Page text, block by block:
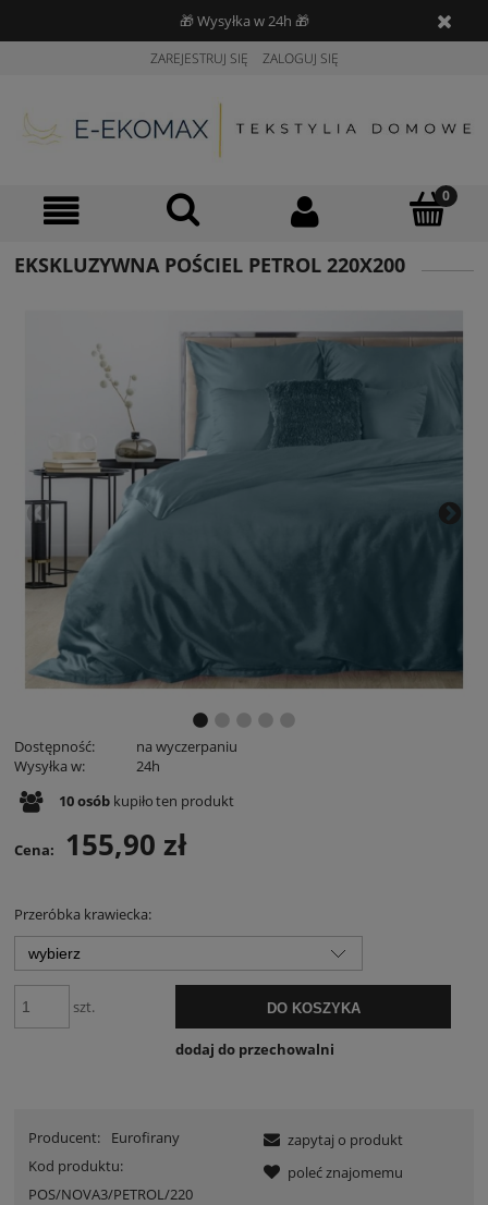
🎁 Wysyłka w 24h 🎁
ZAREJESTRUJ SIĘ ZALOGUJ SIĘ
EKSKLUZYWNA POŚCIEL PETROL 220X200
Dostępność:
na wyczerpaniu
Wysyłka w:
24h
10osób kupiłoten produkt
Cena: 155,90 zł
Przeróbka krawiecka:
szt. DO KOSZYKA
dodaj do przechowalni
Producent:
Eurofirany
Kod produktu:
POS/NOVA3/PETROL/220
zapytaj o produkt
poleć znajomemu